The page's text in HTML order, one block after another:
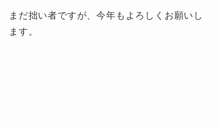
まだ拙い者ですが、今年もよろしくお願いし
ます。